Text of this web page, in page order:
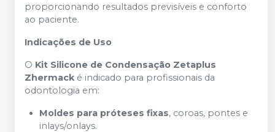
proporcionando resultados previsíveis e conforto
ao paciente.
Indicações de Uso
O Kit Silicone de Condensação Zetaplus
Zhermacké indicado para profissionais da
odontologia em:
Moldes para próteses fixas, coroas, pontes e
inlays/onlays.